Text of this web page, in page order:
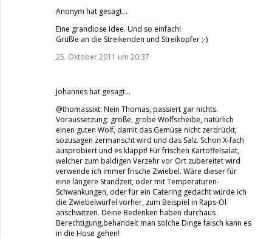
Anonym hat gesagt…
Eine grandiose Idee. Und so einfach!
Grüßle an die Streikenden und Streikopfer ;-)
25. Oktober 2011 um 20:37
Johanneshat gesagt…
@thomassixt: Nein Thomas, passiert gar nichts.
Voraussetzung: große, grobe Wolfscheibe, natürlich
einen guten Wolf, damit das Gemüse nicht zerdrückt,
sozusagen zermanscht wird und das Salz. Schon X-fach
ausprobiert und es klappt! Für frischen Kartoffelsalat,
welcher zum baldigen Verzehr vor Ort zubereitet wird
verwende ich immer frische Zwiebel. Wäre dieser für
eine längere Standzeit, oder mit Temperaturen-
Schwankungen, oder für ein Catering gedacht würde ich
die Zwiebelwürfel vorher, zum Beispiel in Raps-Öl
anschwitzen. Deine Bedenken haben durchaus
Berechtigung,behandelt man solche Dinge falsch kann es
in die Hose gehen!